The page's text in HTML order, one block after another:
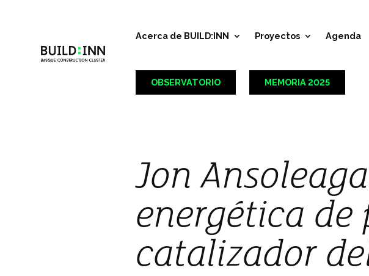
Acerca de BUILD:INN Proyectos Agenda
OBSERVATORIO MEMORIA 2025
Jon
energética de
catalizador